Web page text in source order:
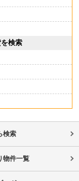
検索
検索
物件一覧